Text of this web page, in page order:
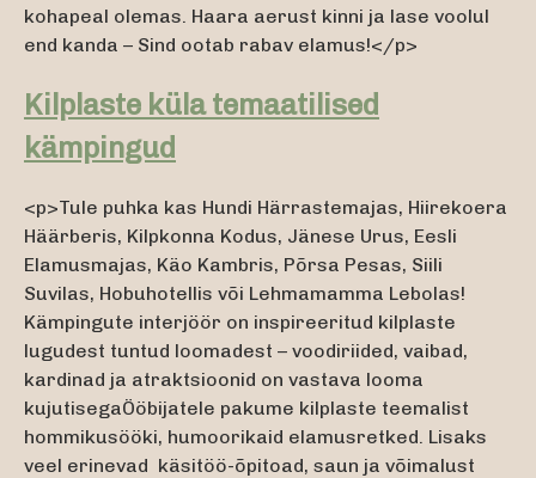
kohapeal olemas. Haara aerust kinni ja lase voolul
end kanda – Sind ootab rabav elamus!</p>
Kilplaste küla temaatilised
kämpingud
<p>Tule puhka kas Hundi Härrastemajas, Hiirekoera
Häärberis, Kilpkonna Kodus, Jänese Urus, Eesli
Elamusmajas, Käo Kambris, Põrsa Pesas, Siili
Suvilas, Hobuhotellis või Lehmamamma Lebolas!
Kämpingute interjöör on inspireeritud kilplaste
lugudest tuntud loomadest – voodiriided, vaibad,
kardinad ja atraktsioonid on vastava looma
kujutisegaÖöbijatele pakume kilplaste teemalist
hommikusööki, humoorikaid elamusretked. Lisaks
veel erinevad käsitöö-õpitoad, saun ja võimalust